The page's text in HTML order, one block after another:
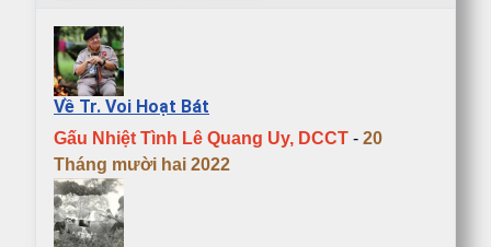
Về Tr. Voi Hoạt Bát
Gấu Nhiệt Tình Lê Quang Uy, DCCT - 20
Tháng mười hai 2022